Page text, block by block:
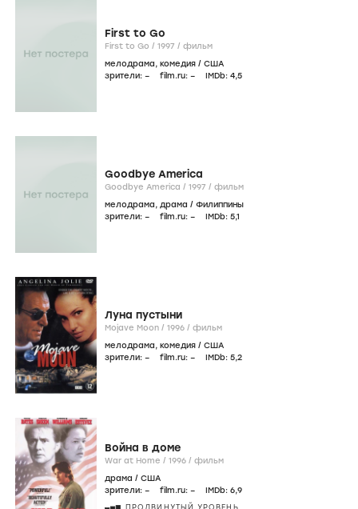
First to Go
First to Go / 1997 / фильм
мелодрама, комедия / США
зрители: – film.ru: – IMDb: 4,5
Goodbye America
Goodbye America / 1997 / фильм
мелодрама, драма / Филиппины
зрители: – film.ru: – IMDb: 5,1
Луна пустыни
Mojave Moon / 1996 / фильм
мелодрама, комедия / США
зрители: – film.ru: – IMDb: 5,2
Война в доме
War at Home / 1996 / фильм
драма / США
зрители: – film.ru: – IMDb: 6,9
ПРОДВИНУТЫЙ УРОВЕНЬ